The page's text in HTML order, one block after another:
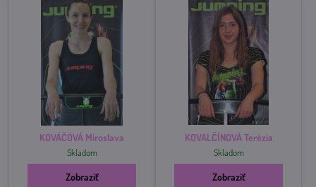
KOVÁČOVÁ Miroslava
Skladom
Zobraziť
KOVALČÍNOVÁ Terézia
Skladom
Zobraziť